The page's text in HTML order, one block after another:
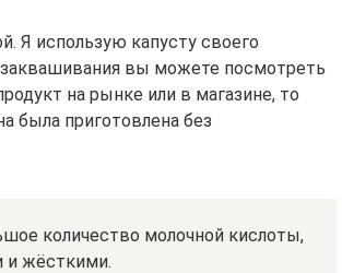
Я использую капусту своего
вы можете посмотреть
на рынке или в магазине, то
была приготовлена без
количество молочной кислоты,
и жёсткими.